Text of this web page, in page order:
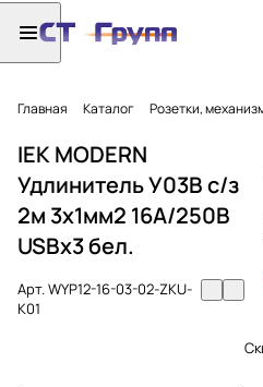
Главная Каталог Розетки,
IEK MODERN
Удлинитель У03В с/з
2м 3х1мм2 16А/250В
USBх3 бел.
Арт.WYP12-16-03-02-ZKU-
K01